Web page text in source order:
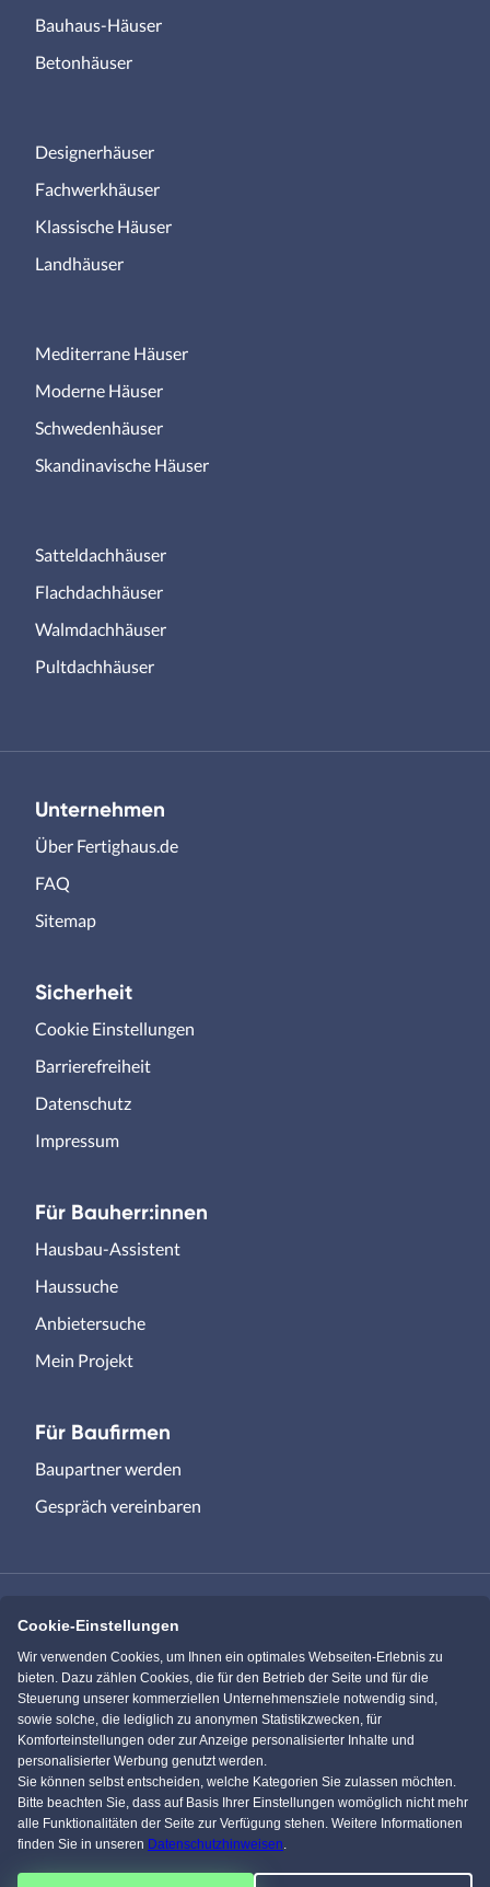
Bauhaus-Häuser
Betonhäuser
Designerhäuser
Fachwerkhäuser
Klassische Häuser
Landhäuser
Mediterrane Häuser
Moderne Häuser
Schwedenhäuser
Skandinavische Häuser
Satteldachhäuser
Flachdachhäuser
Walmdachhäuser
Pultdachhäuser
Unternehmen
Über Fertighaus.de
FAQ
Sitemap
Sicherheit
Cookie Einstellungen
Barrierefreiheit
Datenschutz
Impressum
Für Bauherr:innen
Hausbau-Assistent
Haussuche
Anbietersuche
Mein Projekt
Für Baufirmen
Baupartner werden
Gespräch vereinbaren
Immowelt.de Bauen.de
Massivhaus.de Bungalow.de
Einfamilienhaus.de
Facebook
Pinterest
Instagram
YouTube
Cookie-Einstellungen
Wir verwenden Cookies, um Ihnen ein optimales Webseiten-Erlebnis zu
bieten. Dazu zählen Cookies, die für den Betrieb der Seite und für die
Steuerung unserer kommerziellen Unternehmensziele notwendig sind,
sowie solche, die lediglich zu anonymen Statistikzwecken, für
Komforteinstellungen oder zur Anzeige personalisierter Inhalte und
personalisierter Werbung genutzt werden.
Sie können selbst entscheiden, welche Kategorien Sie zulassen möchten.
Bitte beachten Sie, dass auf Basis Ihrer Einstellungen womöglich nicht mehr
alle Funktionalitäten der Seite zur Verfügung stehen. Weitere Informationen
finden Sie in unseren Datenschutzhinweisen.